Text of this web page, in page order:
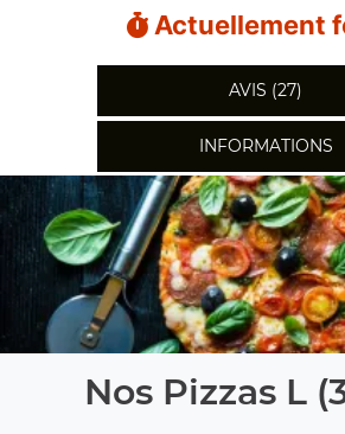
Actuellement
AVIS (27)
INFORMATIONS
Nos Pizzas L